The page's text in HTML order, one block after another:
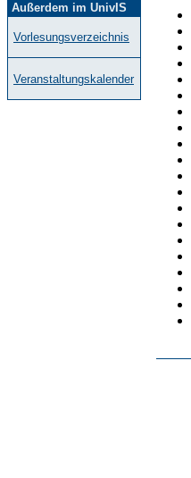
Außerdem im UnivIS
Vorlesungsverzeichnis
Veranstaltungskalender